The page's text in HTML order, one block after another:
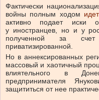
Фактически
войны полным ходом идет
активно подает иски
у иностранцев, но и у
полученной за
приватизированной.
Но в аннексированных
массовый и хаотичный
влиятельного в
предпринимателя
защититься от нее